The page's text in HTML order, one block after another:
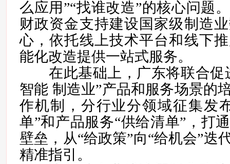
么应用”“找谁改造”的核心问题
财政资金支持建设国家级制造
心，依托线上技术平台和线下
能化改造提供一站式服务。
在此基础上，广东将联合促
智能 制造业”产品和服务场景的
作机制，分行业分领域征集发
单”和产品服务“供给清单”，打
壁垒，从“给政策”向“给机会”迭
精准指引。